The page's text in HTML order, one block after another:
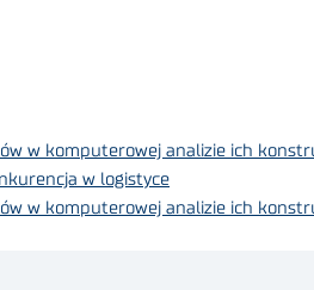
w komputerowej analizie ich
w logistyce
w komputerowej analizie ich